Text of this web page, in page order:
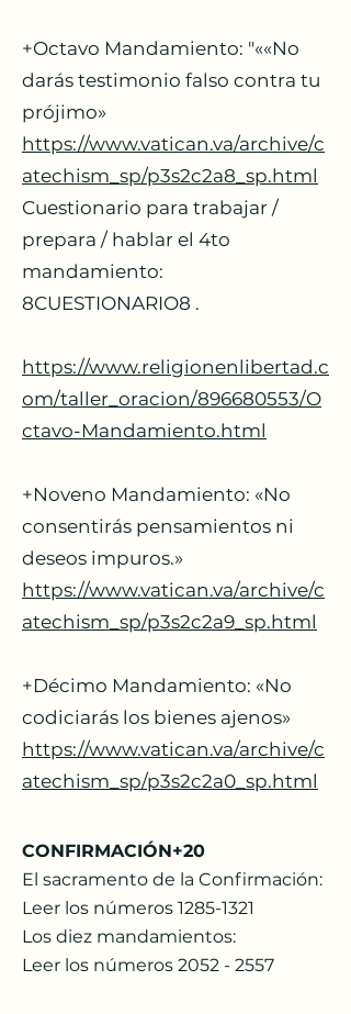
+Octavo Mandamiento: "««No
darás testimonio falso contra tu
prójimo»
https://www.vatican.va/archive/c
atechism_sp/p3s2c2a8_sp.html
Cuestionario para trabajar /
prepara / hablar el 4to
mandamiento:
8CUESTIONARIO8 .
https://www.religionenlibertad.c
om/taller_oracion/896680553/O
ctavo-Mandamiento.html
+Noveno Mandamiento: «No
consentirás pensamientos ni
deseos impuros.»
https://www.vatican.va/archive/c
atechism_sp/p3s2c2a9_sp.html
+Décimo Mandamiento: «No
codiciarás los bienes ajenos»
https://www.vatican.va/archive/c
atechism_sp/p3s2c2a0_sp.html
CONFIRMACIÓN+20
El sacramento de la Confirmación:
Leer los números 1285-1321
Los diez mandamientos:
Leer los números 2052 - 2557